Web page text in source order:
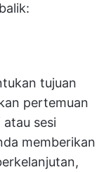
tujuan
pertemuan
sesi
memberikan